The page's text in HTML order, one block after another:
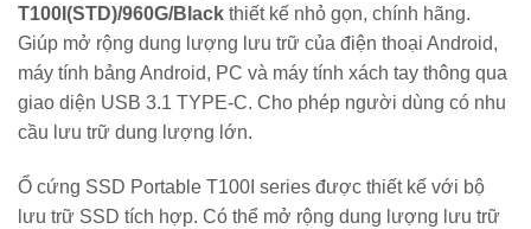
T100I(STD)/960G/Black thiết kế nhỏ gọn, chính hãng.
Giúp mở rộng dung lượng lưu trữ của điện thoại Android,
máy tính bảng Android, PC và máy tính xách tay thông qua
giao diện USB 3.1 TYPE-C. Cho phép người dùng có nhu
cầu lưu trữ dung lượng lớn.
Ổ cứng SSD Portable T100I series được thiết kế với bộ
lưu trữ SSD tích hợp. Có thể mở rộng dung lượng lưu trữ